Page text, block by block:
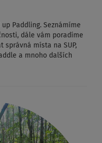
Paddling. Seznámíme
dále vám poradíme
místa na SUP,
a mnoho dalších